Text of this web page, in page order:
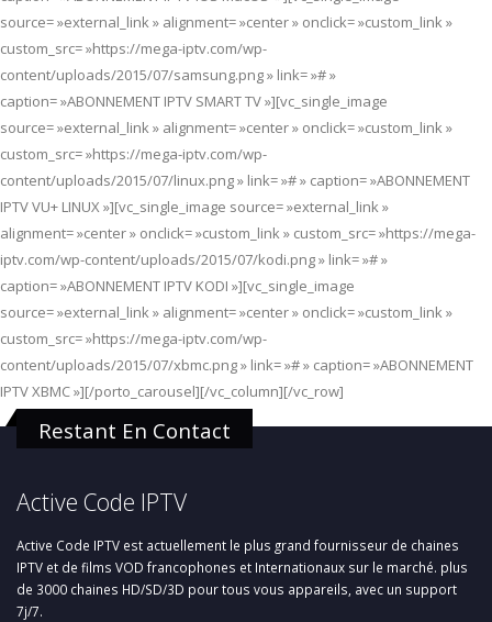
source= »external_link » alignment= »center » onclick= »custom_link »
custom_src= »https://mega-iptv.com/wp-
content/uploads/2015/07/samsung.png » link= »# »
caption= »ABONNEMENT IPTV SMART TV »][vc_single_image
source= »external_link » alignment= »center » onclick= »custom_link »
custom_src= »https://mega-iptv.com/wp-
content/uploads/2015/07/linux.png » link= »# » caption= »ABONNEMENT
IPTV VU+ LINUX »][vc_single_image source= »external_link »
alignment= »center » onclick= »custom_link » custom_src= »https://mega-
iptv.com/wp-content/uploads/2015/07/kodi.png » link= »# »
caption= »ABONNEMENT IPTV KODI »][vc_single_image
source= »external_link » alignment= »center » onclick= »custom_link »
custom_src= »https://mega-iptv.com/wp-
content/uploads/2015/07/xbmc.png » link= »# » caption= »ABONNEMENT
IPTV XBMC »][/porto_carousel][/vc_column][/vc_row]
Restant En Contact
Active Code IPTV
Active Code IPTV est actuellement le plus grand fournisseur de chaines
IPTV et de films VOD francophones et Internationaux sur le marché. plus
de 3000 chaines HD/SD/3D pour tous vous appareils, avec un support
7j/7.